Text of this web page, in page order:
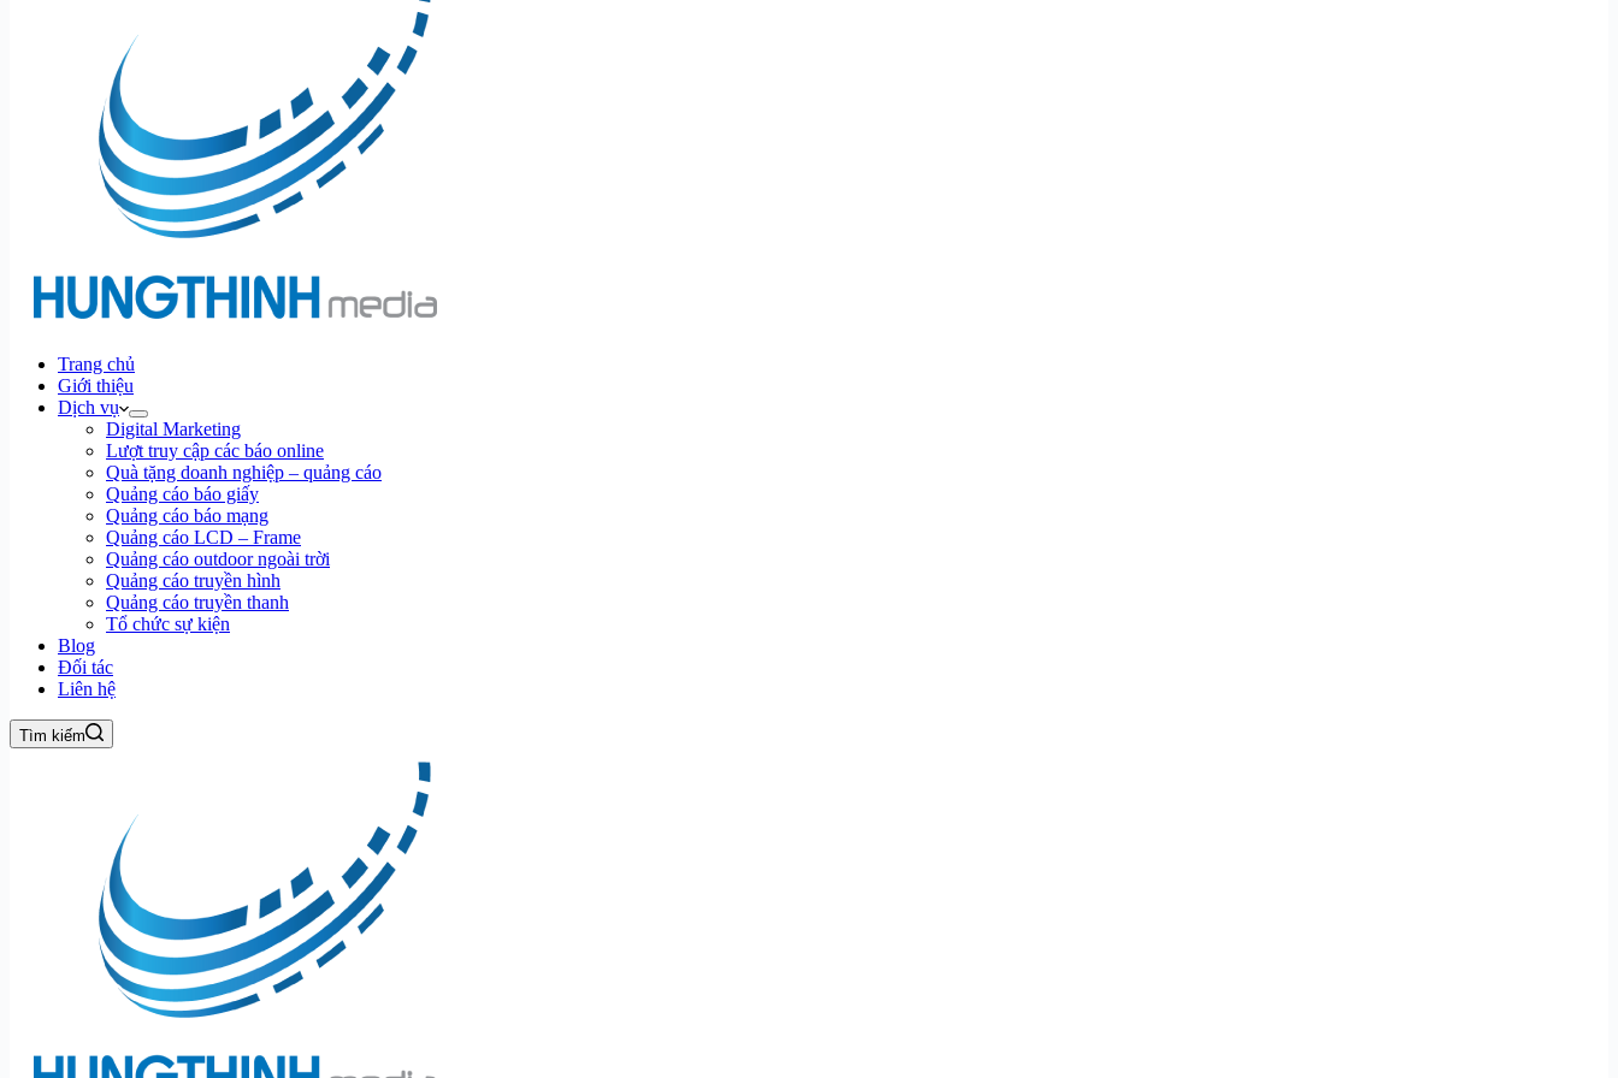
Trang chủ
Giới thiệu
Dịch vụ
Digital Marketing
Lượt truy cập các báo online
Quà tặng doanh nghiệp – quảng cáo
Quảng cáo báo giấy
Quảng cáo báo mạng
Quảng cáo LCD – Frame
Quảng cáo outdoor ngoài trời
Quảng cáo truyền hình
Quảng cáo truyền thanh
Tổ chức sự kiện
Blog
Đối tác
Liên hệ
Tìm kiếm